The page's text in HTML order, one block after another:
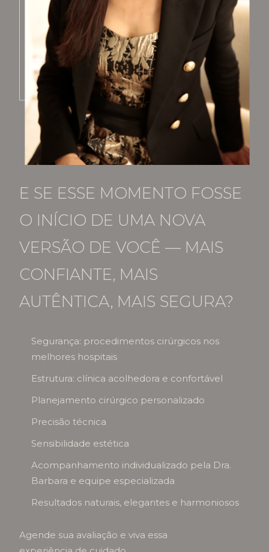
E SE ESSE MOMENTO FOSSE
O INÍCIO DE UMA NOVA
VERSÃO DE VOCÊ — MAIS
CONFIANTE, MAIS
AUTÊNTICA, MAIS SEGURA?
Segurança: procedimentos cirúrgicos nos
melhores hospitais
Estrutura: clínica acolhedora e confortável
Planejamento cirúrgico personalizado
Precisão técnica
Sensibilidade estética
Acompanhamento individualizado pela Dra.
Barbara e equipe especializada
Resultados naturais, elegantes e harmoniosos
Agende sua avaliação e viva essa